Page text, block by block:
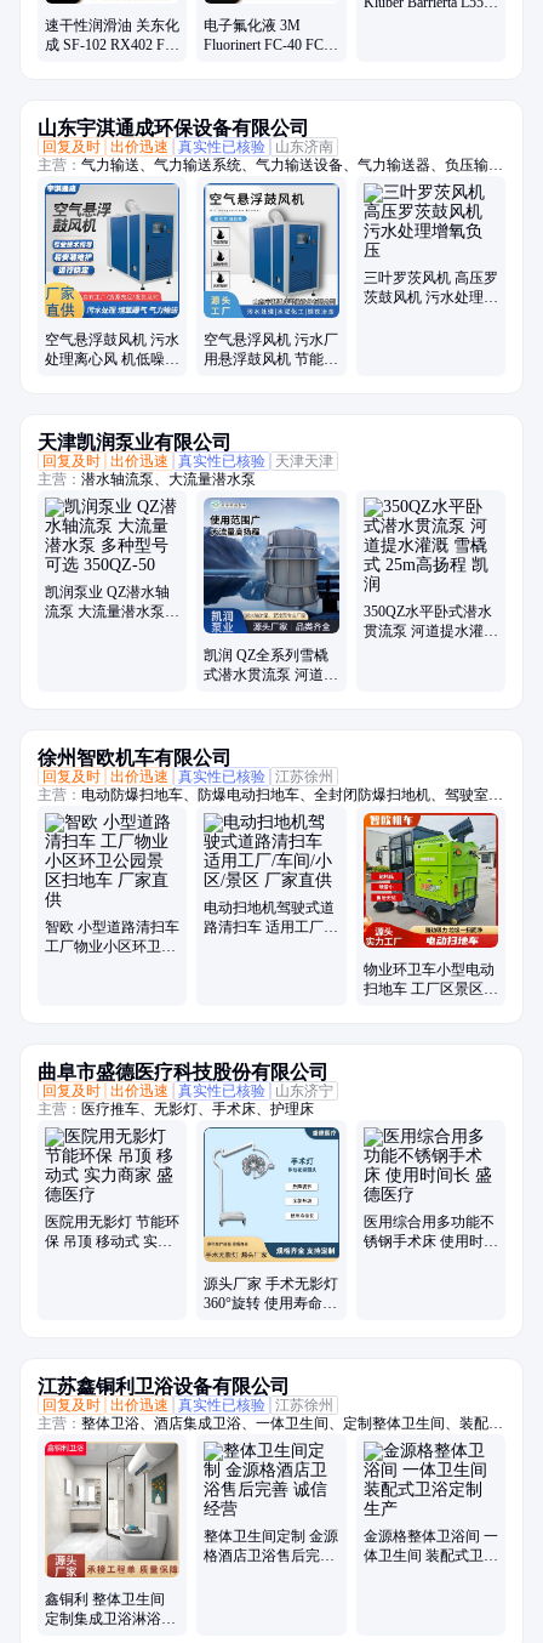
速干性润滑油 关东化
成 SF-102 RX402 FL-
电子氟化液 3M
Fluorinert FC-40 FC-
山东宇淇通成环保设备有限公司
回复及时 出价迅速 真实性已核验
山东济南
主营： 气力输送、气力输送系统、气力输送设备、气力输送器、负压输
送、物料输送、旋转供料器、供料阀、AV泵、仓泵、罗茨风机、罗次鼓
风机、空气悬浮鼓风机、磁悬浮鼓风机、空浮风机、三叶罗茨鼓风机、曝
气风机、气力输送风机、粉煤灰输送设备、粉体输送系统、粉料输送泵、
空气悬浮增氧机、污水处理风机、水产养殖增氧机、脱硫脱硝设备
空气悬浮鼓风机 污水
处理离心风 机低噪音
空气悬浮风机 污水厂
用悬浮鼓风机 节能高
三叶罗茨风机 高压罗
茨鼓风机 污水处理增
天津凯润泵业有限公司
回复及时 出价迅速 真实性已核验
天津天津
主营： 潜水轴流泵、大流量潜水泵
凯润泵业 QZ潜水轴
流泵 大流量潜水泵
凯润 QZ全系列雪橇
式潜水贯流泵 河道应
350QZ水平卧式潜水
贯流泵 河道提水灌溉
徐州智欧机车有限公司
回复及时 出价迅速 真实性已核验 江苏徐州
主营： 电动防爆扫地车、防爆电动扫地车、全封闭防爆扫地机、驾驶室电
动扫地车、新能源扫地车、物业手把扫地车、小型道路扫地车、物业道路
清扫车、驾驶式电动扫地车、小型扫地车、公园扫地车、工厂扫地车、道
路清扫车、景区扫地车、环卫清扫车、小区扫地车、防爆洗地机、工厂手
把扫地、全封闭电动扫地机
智欧 小型道路清扫车
工厂物业小区环卫公
电动扫地机驾驶式道
路清扫车 适用工厂/
物业环卫车小型电动
扫地车 工厂区景区公
曲阜市盛德医疗科技股份有限公司
回复及时 出价迅速 真实性已核验
山东济宁
主营： 医疗推车、无影灯、手术床、护理床
医院用无影灯 节能环
保 吊顶 移动式 实力
源头厂家 手术无影灯
360°旋转 使用寿命长
医用综合用多功能不
锈钢手术床 使用时间
江苏鑫铜利卫浴设备有限公司
回复及时 出价迅速 真实性已核验 江苏徐州
主营： 整体卫浴、酒店集成卫浴、一体卫生间、定制整体卫生间、装配式
卫生间、成品卫生间、一体式浴室、集成淋浴间、整体淋浴房、一体式卫
生间、酒店整体卫生间、公寓整体卫生间、宾馆整体卫生间、淋浴房、装
配式整体卫生间
鑫铜利 整体卫生间
定制集成卫浴淋浴间
整体卫生间定制 金源
格酒店卫浴售后完善
金源格整体卫浴间 一
体卫生间 装配式卫浴